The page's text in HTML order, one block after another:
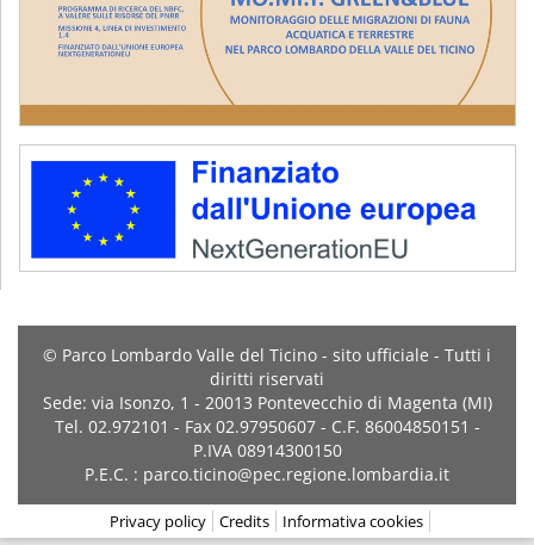
© Parco Lombardo Valle del Ticino - sito ufficiale - Tutti i
diritti riservati
Sede: via Isonzo, 1 - 20013 Pontevecchio di Magenta (MI)
Tel. 02.972101 - Fax 02.97950607 - C.F. 86004850151 -
P.IVA 08914300150
P.E.C. : parco.ticino@pec.regione.lombardia.it
Privacy policy Credits Informativa cookies